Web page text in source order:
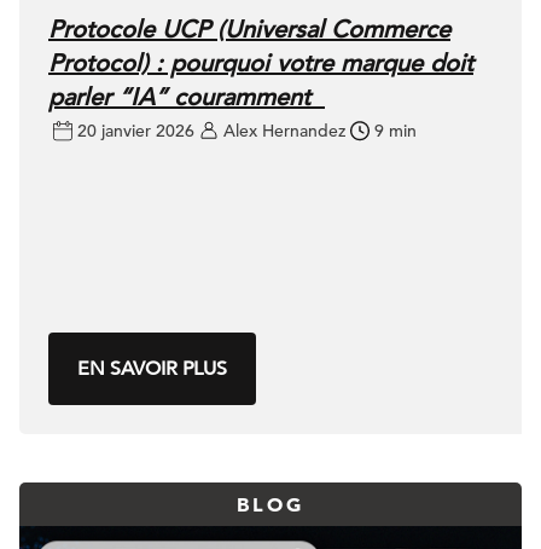
Protocole UCP (Universal Commerce
Protocol) : pourquoi votre marque doit
parler “IA” couramment
20 janvier 2026 Alex Hernandez 9 min
EN SAVOIR PLUS
BLOG